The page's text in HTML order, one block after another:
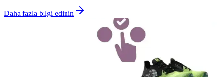
Daha fazla bilgi edinin